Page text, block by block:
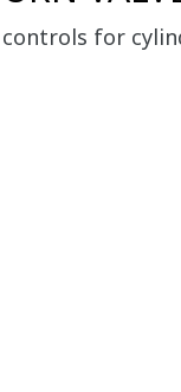
for